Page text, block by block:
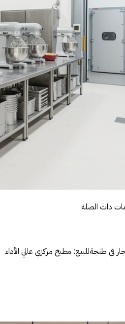
ذات الصلة
في طنجةللبيع: مطبخ مركزي عالي الأداء